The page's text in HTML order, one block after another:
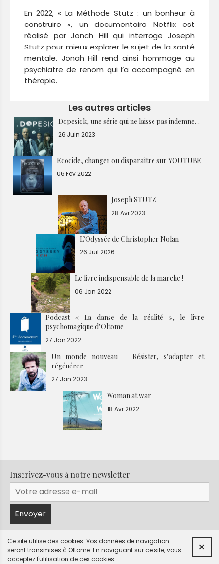
En 2022, « La Méthode Stutz : un bonheur à
construire », un documentaire Netflix est
réalisé par Jonah Hill qui interroge Joseph
Stutz pour mieux explorer le sujet de la santé
mentale. Jonah Hill rend ainsi hommage au
psychiatre de renom qui l’a accompagné en
thérapie.
Les autres articles
Dopesick, une série qui ne laisse pas indemne…
26 Juin 2023
Ecocide, changer ou disparaître sur YOUTUBE
06 Fév 2022
Joseph STUTZ
28 Avr 2023
L’Odyssée de Christopher Nolan
26 Juil 2026
Le livre indispensable de la marche !
06 Jan 2022
Podcast « La danse de la réalité », le livre
psychomagique d’Oltome
27 Jan 2022
Un monde nouveau – Résister, s’adapter et
régénérer
27 Jan 2023
Woman at war
18 Avr 2022
Inscrivez-vous à notre newsletter
© Oltome 2026 |Mentions légales Contact
Ce site utilise des cookies. Vos données de navigation
seront transmises à Oltome. En naviguant sur ce site, vous
acceptez l'utilisation de ces cookies.